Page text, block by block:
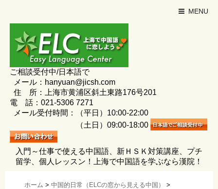
MENU
ご相談受付中/日本語で
メール：hanyuan@jicsh.com
住 所：上海市黄浦区斜土東路176号201
電 話：021-5306 7271
メール受付時間：（平日）10:00-22:00
（土日）09:00-18:00
入門～仕事で使える中国語、新ＨＳＫ対策講座、プチ
留学、個人レッスン！上海で中国語を学ぶなら漢院！
ホーム > 中国的日常（ELCの窓から見える中国） >